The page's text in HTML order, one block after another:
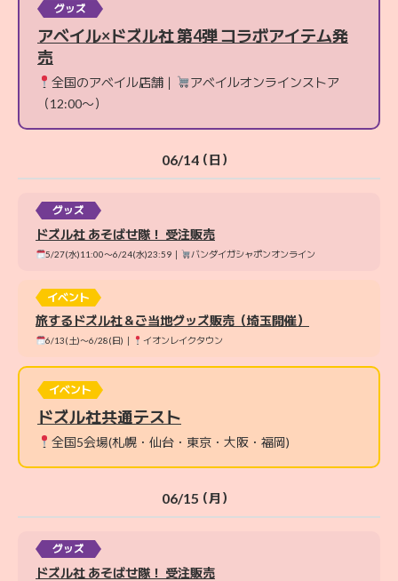
グッズ
アベイル×ドズル社 第4弾 コラボアイテム発
売
全国のアベイル店舗｜
アベイルオンラインストア
（12:00〜）
06/14（日）
グッズ
ドズル社 あそばせ隊！ 受注販売
5/27(水)11:00〜6/24(水)23:59｜ バンダイガシャポンオンライン
イベント
旅するドズル社＆ご当地グッズ販売（埼玉開催）
6/13(土)〜6/28(日)｜ イオンレイクタウン
イベント
ドズル社共通テスト
全国5会場(札幌・仙台・東京・大阪・福岡)
06/15（月）
グッズ
ドズル社 あそばせ隊！ 受注販売